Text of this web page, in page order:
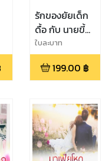
รักของยัยเด็ก
ดื้อ กับ นายขี้
งอน
ใบละบาท
199.00 ฿